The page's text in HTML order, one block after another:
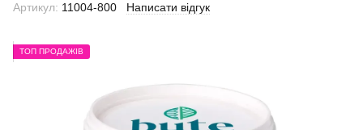
Артикул: 11004-800 Написати відгук
ТОП ПРОДАЖІВ